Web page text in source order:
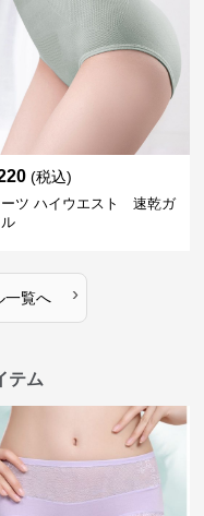
(税込)
ーツ ハイウエスト 速乾ガ
一覧へ ›
テム